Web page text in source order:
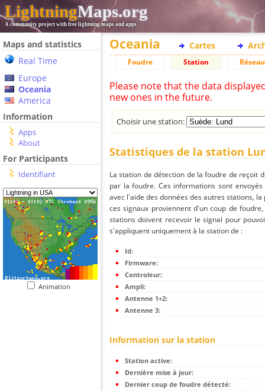
LightningMaps.org
A community project with free lightning maps and apps
Maps and statistics
Real Time
Europe
Oceania
America
Information
Apps
About
For Participants
Identifiant
Animation
Oceania Cartes
Foudre Station Réseau
Please note that the data
new ones in the future.
Choisir une station:
Statistiques de la station
La station de détection de la foudre de reçoit
par la foudre. Ces informations sont
avec l'aide des données des autres stations,
ces signaux proviennent d'un coup de
stations doivent recevoir le signal pour
s'appliquent uniquement à la station de :
Id:
Firmware:
Controleur:
Ampli:
Antenne 1+2:
Antenne 3:
Information sur la station
Station active:
Dernière mise à jour:
Dernier coup de foudre détecté: